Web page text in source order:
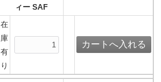
ィー SAF
在
庫
有
り